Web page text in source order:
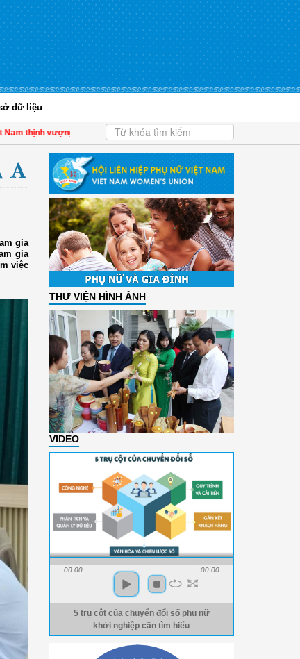
dữ liệu
vượng | Hội LHPN tỉnh Kiên Giang biểu dương phụ nữ tiêu biểu trong tham
gia
gia
việc
THƯ VIỆN HÌNH ẢNH
VIDEO
00:00 00:00
5 trụ cột của chuyển đổi số phụ nữ
khởi nghiệp cần tìm hiểu